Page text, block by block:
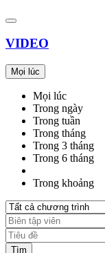
VIDEO
Mọi lúc
Mọi lúc
Trong ngày
Trong tuần
Trong tháng
Trong 3 tháng
Trong 6 tháng
Trong khoảng